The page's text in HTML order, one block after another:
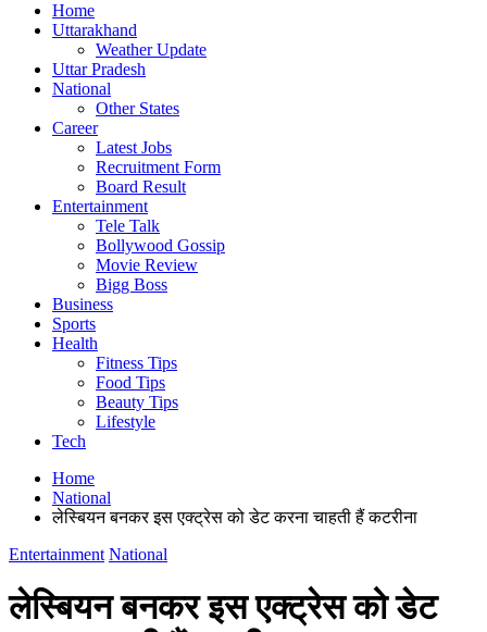
Home
Uttarakhand
Weather Update
Uttar Pradesh
National
Other States
Career
Latest Jobs
Recruitment Form
Board Result
Entertainment
Tele Talk
Bollywood Gossip
Movie Review
Bigg Boss
Business
Sports
Health
Fitness Tips
Food Tips
Beauty Tips
Lifestyle
Tech
Home
National
लेस्बियन बनकर इस एक्ट्रेस को डेट करना चाहती हैं कटरीना
Entertainment National
लेस्बियन बनकर इस एक्ट्रेस को डेट